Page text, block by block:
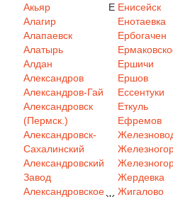
Акьяр
Алагир
Алапаевск
Алатырь
Алдан
Александров
Александров-Гай
Александровск
(Пермск.)
Александровск-
Сахалинский
Александровский
Завод
Александровское
Е Енисейск
Енотаевка
Ербогачен
Ершичи
Ершов
Ессентуки
Еткуль
Ефремов
Жердевка
Жигалово